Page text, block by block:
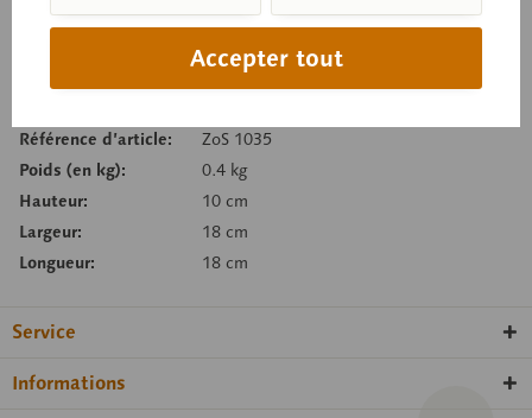
Panier de demande
Se souv.
Référence d’article:
ZoS 1035
Poids (en kg):
0.4 kg
Hauteur:
10 cm
Largeur:
18 cm
Longueur:
18 cm
Service
Informations
Accepter tout